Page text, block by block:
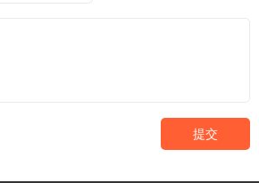
提交